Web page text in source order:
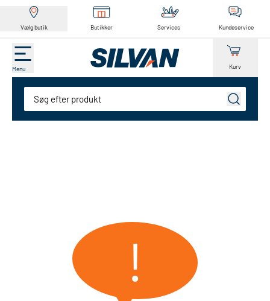
Vælg butik Butikker Services Kundeservice
Menu Kurv
Søg
!